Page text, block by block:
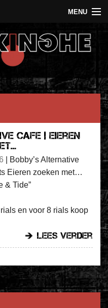
MENU
Cafe | Eieren
Bobby’s Alternative
Eieren zoeken met…
& Tide”
en voor 8 rials koop
lees verder